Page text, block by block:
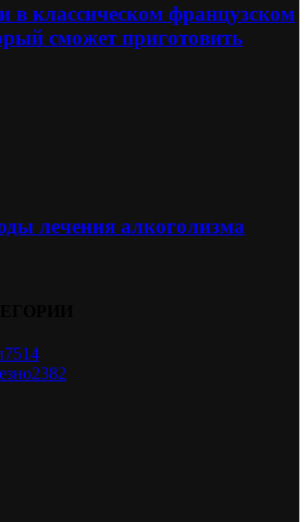
в классическом французском
сможет приготовить
лечения алкоголизма
7514
2382